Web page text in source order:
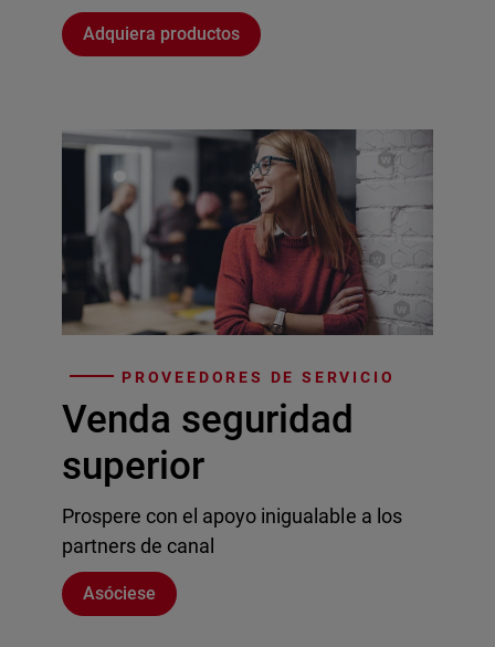
Adquiera productos
PROVEEDORES DE SERVICIO
Venda seguridad
superior
Prospere con el apoyo inigualable a los
partners de canal
Asóciese